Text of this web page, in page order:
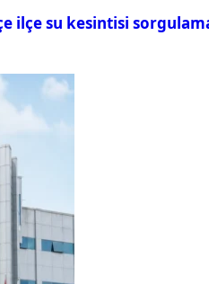
ilçe su kesintisi